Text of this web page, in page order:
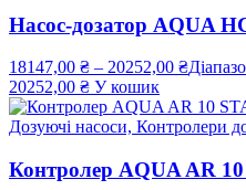
Насос-дозатор AQUA
18147,00 ₴ – 20252,00 ₴
20252,00 ₴ У кошик
Дозуючі насоси, Контролери
Контролер AQUA AR